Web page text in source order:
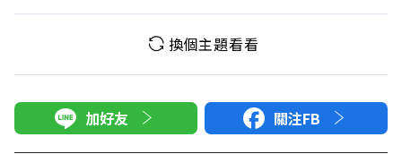
換個主題看看
加好友 關注FB